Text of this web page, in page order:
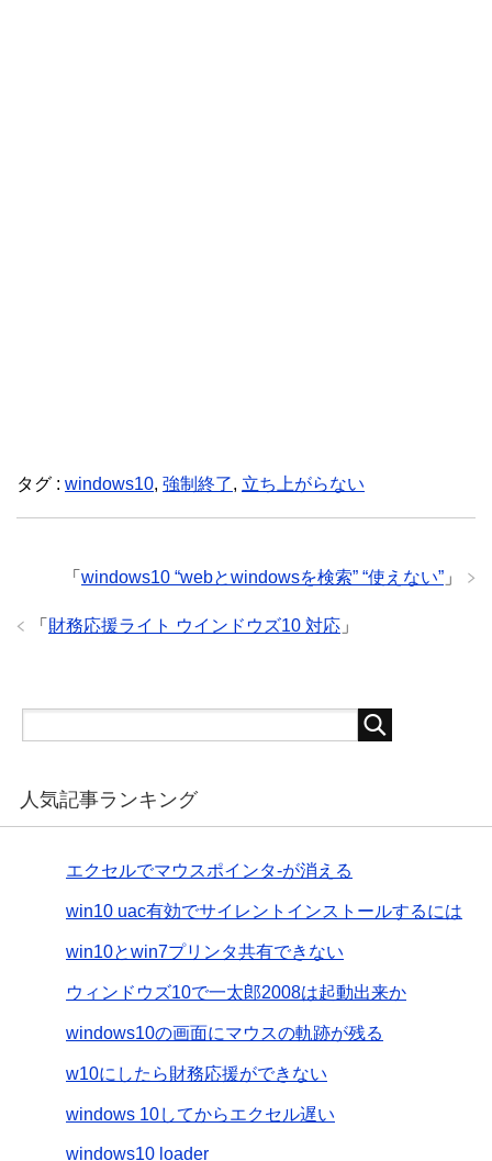
タグ : windows10, 強制終了, 立ち上がらない
「 windows10 “webとwindowsを検索” “使えない” 」
「 財務応援ライト ウインドウズ10 対応 」
人気記事ランキング
エクセルでマウスポインタ-が消える
win10 uac有効でサイレントインストールするには
win10とwin7プリンタ共有できない
ウィンドウズ10で一太郎2008は起動出来か
windows10の画面にマウスの軌跡が残る
w10にしたら財務応援ができない
windows 10してからエクセル遅い
windows10 loader